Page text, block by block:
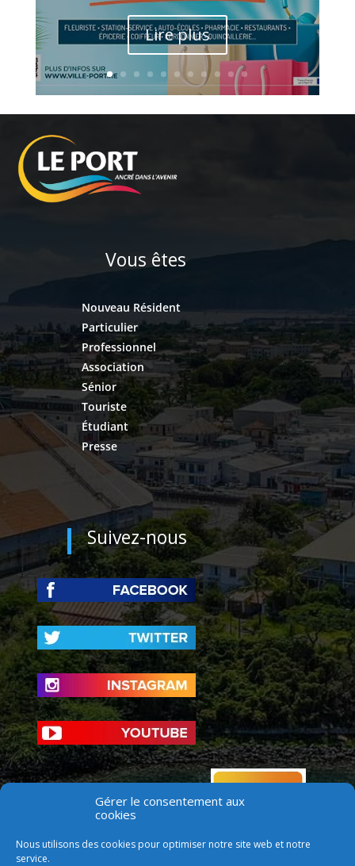
Gérer le consentement aux
cookies
Nous utilisons des cookies pour optimiser notre site web et notre
service.
Lire plus
Vous êtes
Nouveau Résident
Particulier
Professionnel
Association
Sénior
Touriste
Étudiant
Presse
Suivez-nous